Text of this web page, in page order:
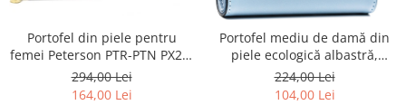
Portofel din piele pentru
femei Peterson PTR-PTN PX25-
PF2 BLUE
294,00 Lei
164,00 Lei
Portofel mediu de damă din
piele ecologică albastră,
potrivit pentru cartea de
înmatriculare a vehiculului -
224,00 Lei
104,00 Lei